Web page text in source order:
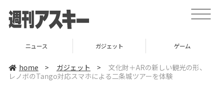
t
o
v
ニュース ガジェット ゲーム
home > ガジェット >
文化財＋ARの新しい観光の形、
レノボのTango対応スマホによる二条城ツアーを体験